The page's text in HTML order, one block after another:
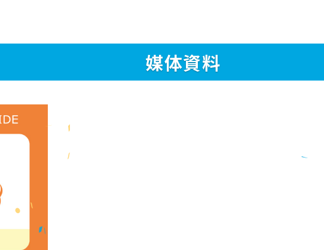
媒体資料